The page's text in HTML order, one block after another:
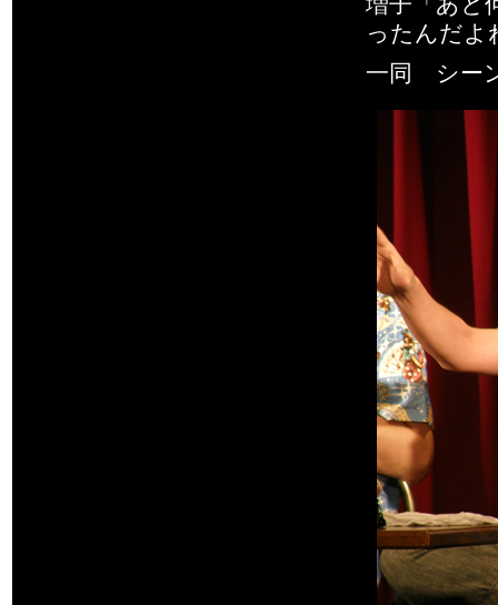
ったんだ
一同 シー